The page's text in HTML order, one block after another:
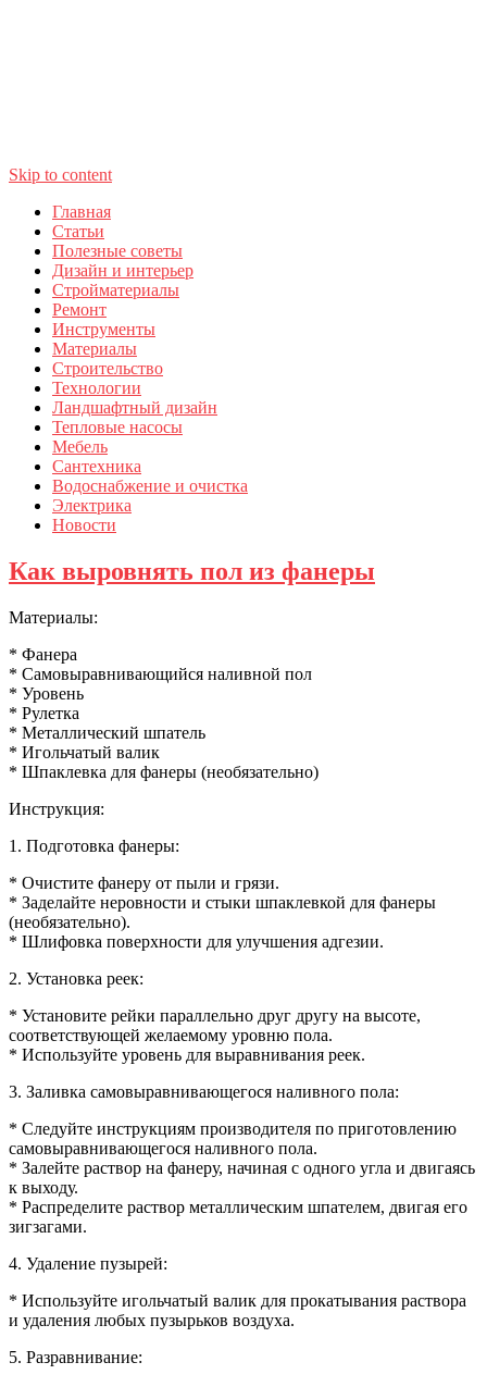
Skip to content
Главная
Статьи
Полезные советы
Дизайн и интерьер
Стройматериалы
Ремонт
Инструменты
Материалы
Строительство
Технологии
Ландшафтный дизайн
Тепловые насосы
Мебель
Сантехника
Водоснабжение и очистка
Электрика
Новости
Как выровнять пол из фанеры
Материалы:
* Фанера
* Самовыравнивающийся наливной пол
* Уровень
* Рулетка
* Металлический шпатель
* Игольчатый валик
* Шпаклевка для фанеры (необязательно)
Инструкция:
1. Подготовка фанеры:
* Очистите фанеру от пыли и грязи.
* Заделайте неровности и стыки шпаклевкой для фанеры
(необязательно).
* Шлифовка поверхности для улучшения адгезии.
2. Установка реек:
* Установите рейки параллельно друг другу на высоте,
соответствующей желаемому уровню пола.
* Используйте уровень для выравнивания реек.
3. Заливка самовыравнивающегося наливного пола:
* Следуйте инструкциям производителя по приготовлению
самовыравнивающегося наливного пола.
* Залейте раствор на фанеру, начиная с одного угла и двигаясь
к выходу.
* Распределите раствор металлическим шпателем, двигая его
зигзагами.
4. Удаление пузырей:
* Используйте игольчатый валик для прокатывания раствора
и удаления любых пузырьков воздуха.
5. Разравнивание: